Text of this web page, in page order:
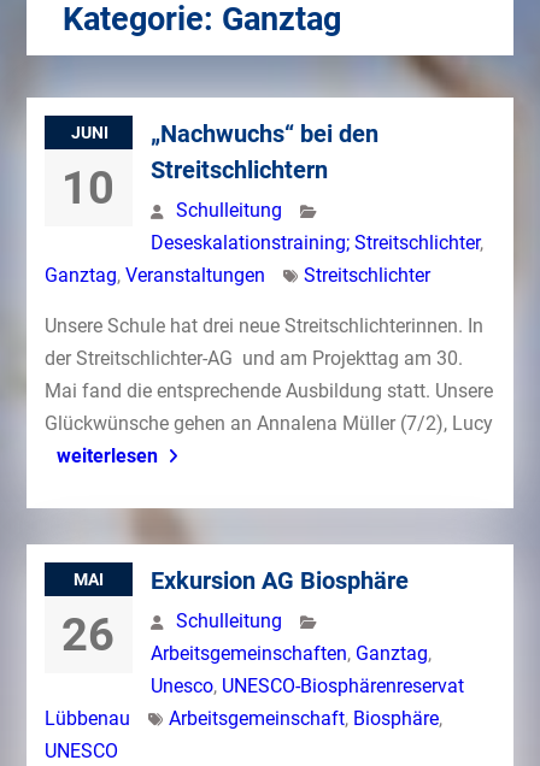
Kategorie: Ganztag
JUNI
10
„Nachwuchs“ bei den
Streitschlichtern
Schulleitung
Deseskalationstraining; Streitschlichter,
Ganztag, Veranstaltungen Streitschlichter
Unsere Schule hat drei neue Streitschlichterinnen. In
der Streitschlichter-AG und am Projekttag am 30.
Mai fand die entsprechende Ausbildung statt. Unsere
Glückwünsche gehen an Annalena Müller (7/2), Lucy
weiterlesen
MAI
26
Exkursion AG Biosphäre
Schulleitung
Arbeitsgemeinschaften, Ganztag,
Unesco, UNESCO-Biosphärenreservat
Lübbenau
Arbeitsgemeinschaft, Biosphäre,
UNESCO